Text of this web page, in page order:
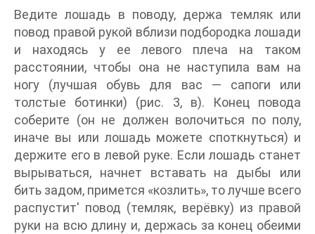
Ведите лошадь в поводу, держа темляк или
повод правой рукой вблизи подбородка лошади
и находясь у ее левого плеча на таком
расстоянии, чтобы она не наступила вам на
ногу (лучшая обувь для вас — сапоги или
толстые ботинки) (рис. 3, в). Конец повода
соберите (он не должен волочиться по полу,
иначе вы или лошадь можете споткнуться) и
держите его в левой руке. Если лошадь станет
вырываться, начнет вставать на дыбы или
бить задом, примется «козлить», то лучше всего
распустит' повод (темляк, верёвку) из правой
руки на всю длину и, держась за конец обеими